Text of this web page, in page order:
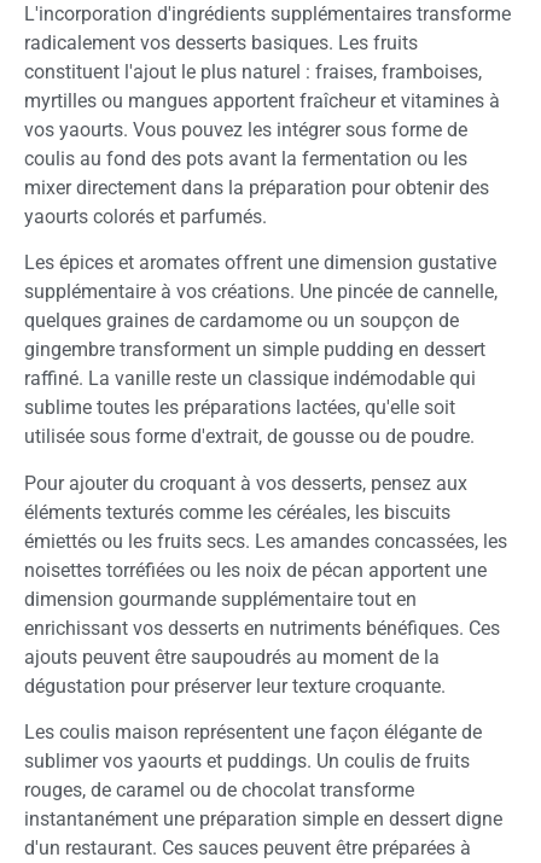
L'incorporation d'ingrédients supplémentaires transforme
radicalement vos desserts basiques. Les fruits
constituent l'ajout le plus naturel : fraises, framboises,
myrtilles ou mangues apportent fraîcheur et vitamines à
vos yaourts. Vous pouvez les intégrer sous forme de
coulis au fond des pots avant la fermentation ou les
mixer directement dans la préparation pour obtenir des
yaourts colorés et parfumés.
Les épices et aromates offrent une dimension gustative
supplémentaire à vos créations. Une pincée de cannelle,
quelques graines de cardamome ou un soupçon de
gingembre transforment un simple pudding en dessert
raffiné. La vanille reste un classique indémodable qui
sublime toutes les préparations lactées, qu'elle soit
utilisée sous forme d'extrait, de gousse ou de poudre.
Pour ajouter du croquant à vos desserts, pensez aux
éléments texturés comme les céréales, les biscuits
émiettés ou les fruits secs. Les amandes concassées, les
noisettes torréfiées ou les noix de pécan apportent une
dimension gourmande supplémentaire tout en
enrichissant vos desserts en nutriments bénéfiques. Ces
ajouts peuvent être saupoudrés au moment de la
dégustation pour préserver leur texture croquante.
Les coulis maison représentent une façon élégante de
sublimer vos yaourts et puddings. Un coulis de fruits
rouges, de caramel ou de chocolat transforme
instantanément une préparation simple en dessert digne
d'un restaurant. Ces sauces peuvent être préparées à